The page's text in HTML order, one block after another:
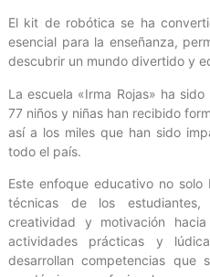
El kit de robótica se ha
esencial para la enseñanza,
descubrir un mundo divertido y
La escuela «Irma Rojas» ha
77 niños y niñas han recibido
así a los miles que han sido
todo el país.
Este enfoque educativo no solo
técnicas de los
creatividad y motivación
actividades prácticas y
desarrollan competencias que